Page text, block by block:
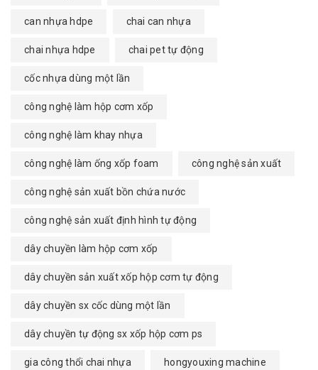
can nhựa hdpe chai can nhựa
chai nhựa hdpe chai pet tự động
cốc nhựa dùng một lần
công nghệ làm hộp cơm xốp
công nghệ làm khay nhựa
công nghệ làm ống xốp foam công nghệ sản xuất
công nghệ sản xuất bồn chứa nước
công nghệ sản xuất định hình tự động
dây chuyền làm hộp cơm xốp
dây chuyền sản xuất xốp hộp cơm tự động
dây chuyền sx cốc dùng một lần
dây chuyền tự động sx xốp hộp cơm ps
gia công thổi chai nhựa hongyouxing machine